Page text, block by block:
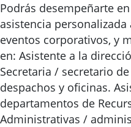
Podrás desempeñarte
asistencia
eventos corporativos, y
en: Asistente a la
Secretaria / secretario
despachos y oficinas.
departamentos de
Administrativas /